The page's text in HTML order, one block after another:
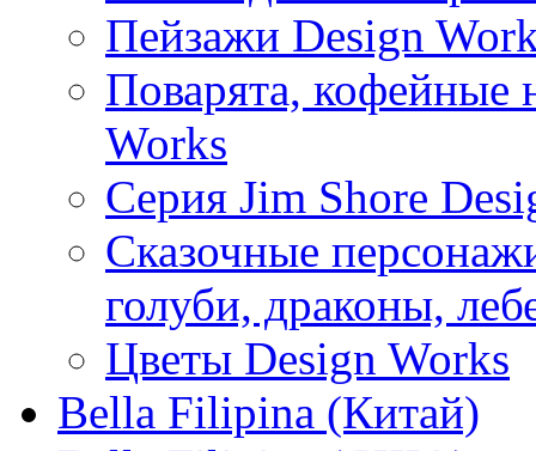
Пейзажи Design
Поварята, кофейные
Works
Серия Jim Shore
Сказочные
голуби, драконы,
Цветы Design Works
Bella Filipina (Китай)